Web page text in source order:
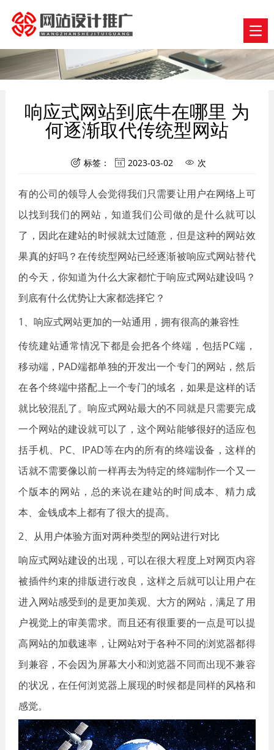
响应式网站到底牛在哪里 为
何逐渐取代传统型网站
 标签：  2023-03-02  次
有的公司的领导人会觉得我们只需要让用户在网络上可
以找到我们的网站，知道我们公司做的是什么就可以
了，因此在建站的时候就太过随意，但是这种的网站效
果真的好吗？在传统型网站已经逐渐被响应式网站替代
的今天，你知道为什么大家都忙于响应式网站建设吗？
到底有什么优势让大家都选择它？
1、响应式网站更加的一站通用，拥有很高的兼容性
传统建站通常情况下都是会把各个终端，包括PC端，
移动端，PAD端都单独的开发出一个专门的网站，然后
在各个终端中搭配上一个专门的域名，如果是这样的话
就比较混乱了。响应式网站最大的不同就是只需要完成
一个网站的建设就可以了，这个网站能够很好的适应包
括手机、PC、IPAD等在内的所有的终端设备，这样的
话就不需要像以前一样再去为特定的终端制作一个又一
个版本的网站，总的来说在建站的时间成本、精力成
本、金钱成本上都有了很大的提高。
2、从用户体验方面对两种类型的网站进行对比
响应式网站建设的出现，可以在很大程度上对网页内容
被插件约束的排版进行改良，这样之后就可以让用户在
进入网站感受到的是更加美观、大方的网站，满足了用
户视觉上的审美需求。而且还有很重要的一点是可以提
高网站的加载速率，让网站对于各种不同的浏览器都得
到兼容，不会因为屏幕大小和浏览器不同而出现不兼容
的状况，在任何浏览器上展现的时候都是同样的风格和
感觉。